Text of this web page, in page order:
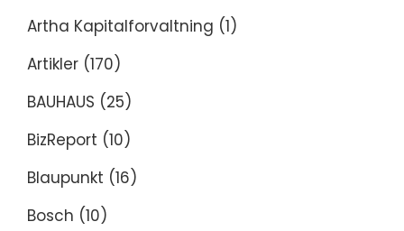
Artha Kapitalforvaltning (1)
Artikler (170)
BAUHAUS (25)
BizReport (10)
Blaupunkt (16)
Bosch (10)